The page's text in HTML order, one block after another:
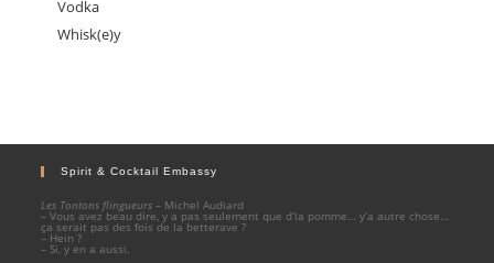
Vodka
Whisk(e)y
Spirit & Cocktail Embassy
Les Tontons flingueurs – Michel Audiard
– Vous avez beau dire, y a pas seulement que d’la pomme… y’a autre chose…
ça serait pas des fois de la betterave ?
– Hein ?
– Si, y en a aussi.